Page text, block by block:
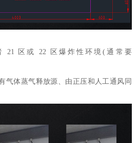
21 区或 22 区爆炸性环境(通常要
气体蒸气释放源、由正压和人工通风同